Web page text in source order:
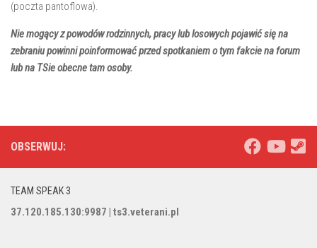
(poczta pantoflowa).
Nie mogący z powodów rodzinnych, pracy lub losowych pojawić się na
zebraniu powinni poinformować przed spotkaniem o tym fakcie na forum
lub na TSie obecne tam osoby.
OBSERWUJ:
TEAM SPEAK 3
37.120.185.130:9987 | ts3.veterani.pl